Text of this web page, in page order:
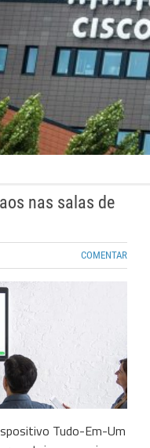
nas salas de
COMENTAR
Tudo-Em-Um